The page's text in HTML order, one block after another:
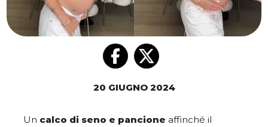
20 GIUGNO 2024
Un calco di seno e pancione affinché il